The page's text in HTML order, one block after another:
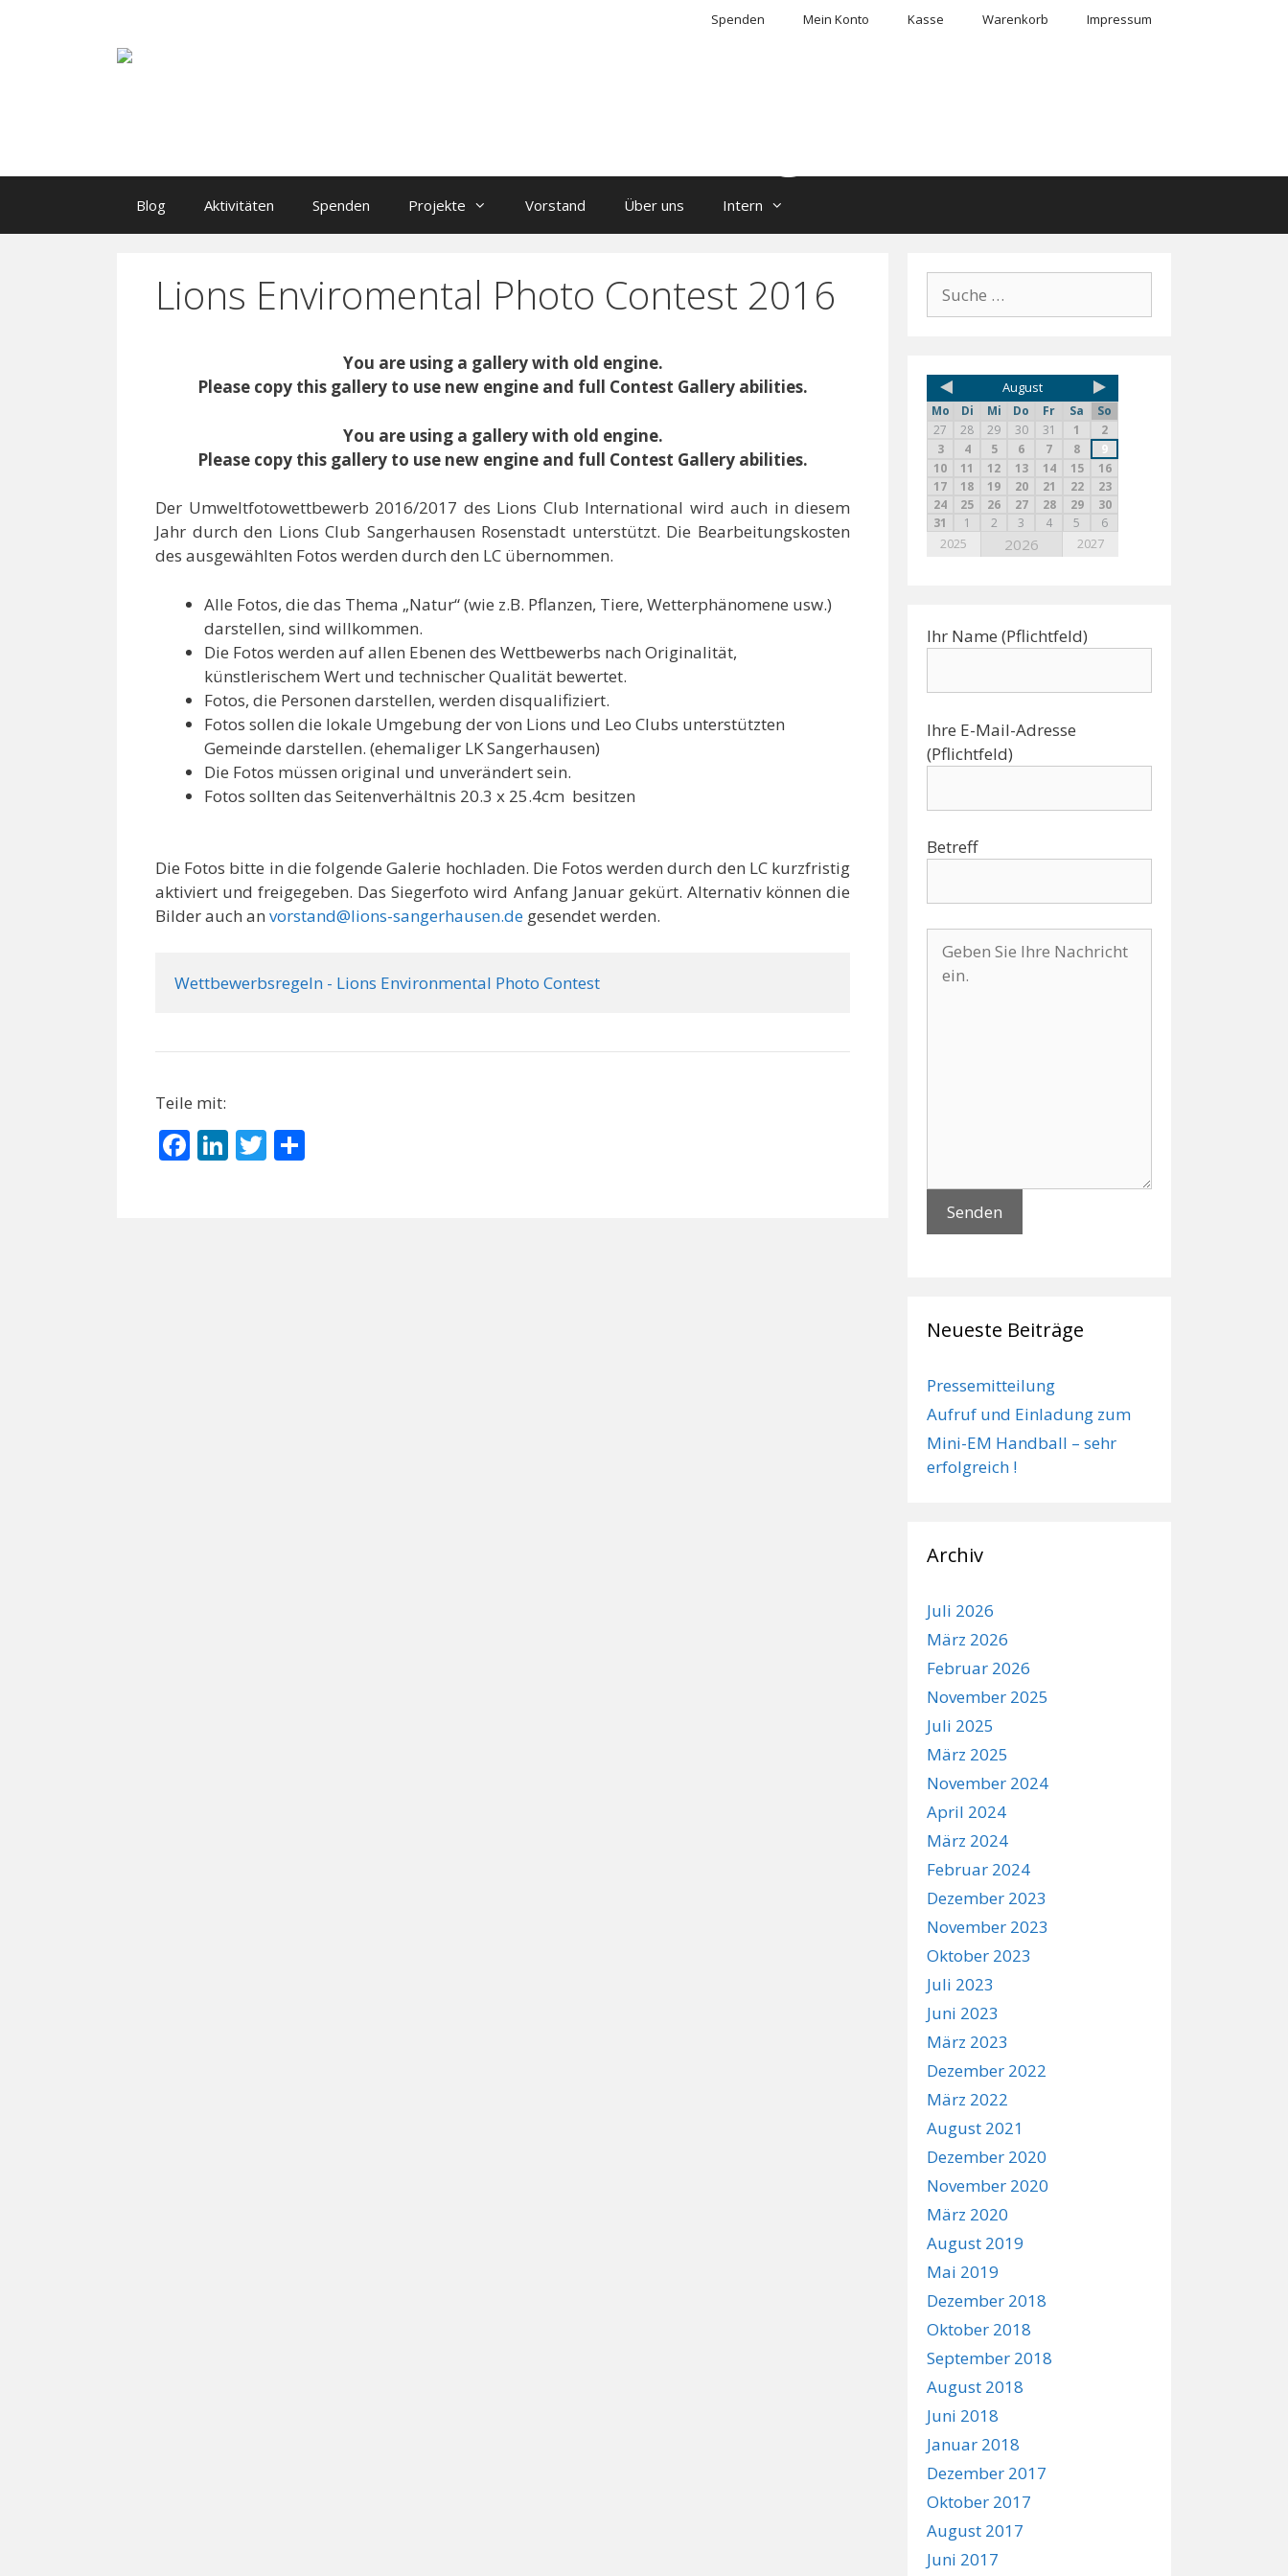
Spenden Mein Konto Kasse Warenkorb Impressum
Blog Aktivitäten Spenden Projekte Vorstand Über uns Intern
Lions Enviromental Photo Contest 2016
You are using a gallery with old engine.
Please copy this gallery to use new engine and full Contest Gallery abilities.
You are using a gallery with old engine.
Please copy this gallery to use new engine and full Contest Gallery abilities.
Der Umweltfotowettbewerb 2016/2017 des Lions Club International wird auch in diesem
Jahr durch den Lions Club Sangerhausen Rosenstadt unterstützt. Die Bearbeitungskosten
des ausgewählten Fotos werden durch den LC übernommen.
Alle Fotos, die das Thema „Natur“ (wie z.B. Pflanzen, Tiere, Wetterphänomene usw.)
darstellen, sind willkommen.
Die Fotos werden auf allen Ebenen des Wettbewerbs nach Originalität,
künstlerischem Wert und technischer Qualität bewertet.
Fotos, die Personen darstellen, werden disqualifiziert.
Fotos sollen die lokale Umgebung der von Lions und Leo Clubs unterstützten
Gemeinde darstellen. (ehemaliger LK Sangerhausen)
Die Fotos müssen original und unverändert sein.
Fotos sollten das Seitenverhältnis 20.3 x 25.4cm besitzen
Die Fotos bitte in die folgende Galerie hochladen. Die Fotos werden durch den LC kurzfristig
aktiviert und freigegeben. Das Siegerfoto wird Anfang Januar gekürt. Alternativ können die
Bilder auch an vorstand@lions-sangerhausen.de gesendet werden.
Wettbewerbsregeln - Lions Environmental Photo Contest
Teile mit:
F
ac
Li
n
T
w
August
Mo Di Mi Do Fr Sa
So
27
28 29 30 31 1
2
3
4 5 6 7 8
9
10
11 12 13 14 15
16
17
18 19 20 21 22
23
24
25 26 27 28 29
30
31
1 2 3 4 5 6
2025 2026 2027
Ihr Name (Pflichtfeld)
Ihre E-Mail-Adresse
(Pflichtfeld)
Betreff
Neueste Beiträge
Pressemitteilung
Aufruf und Einladung zum
Mini-EM Handball – sehr
erfolgreich !
Archiv
Juli 2026
März 2026
Februar 2026
November 2025
Juli 2025
März 2025
November 2024
April 2024
März 2024
Februar 2024
Dezember 2023
November 2023
Oktober 2023
Juli 2023
Juni 2023
März 2023
Dezember 2022
März 2022
August 2021
Dezember 2020
November 2020
März 2020
August 2019
Mai 2019
Dezember 2018
Oktober 2018
September 2018
August 2018
Juni 2018
Januar 2018
Dezember 2017
Oktober 2017
August 2017
Juni 2017